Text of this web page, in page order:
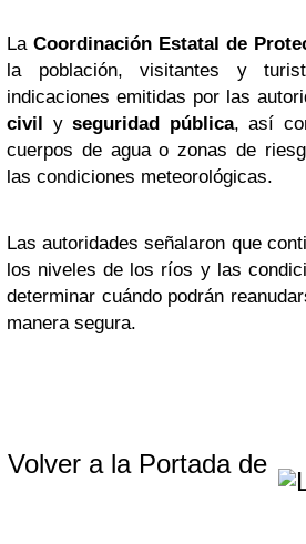
La Coordinación Estatal de
la población, visitantes y
indicaciones emitidas por las
civil y seguridad pública, así
cuerpos de agua o zonas de
las condiciones meteorológicas.
Las autoridades señalaron que
los niveles de los ríos y las
determinar cuándo podrán
manera segura.
Volver a la Portada de